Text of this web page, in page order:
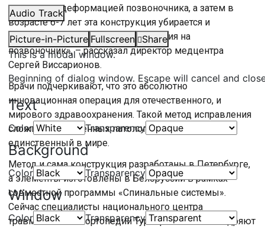
Audio Track
Picture-in-Picture Fullscreen
Share
This is a modal window.
Beginning of dialog window. Escape will cancel and
Text
Color Transparency
Background
Color Transparency
Window
Color Transparency
ситуацию с деформацией позвоночника, а затем в
возрасте 6-7 лет эта конструкция убирается и
устанавливается металлоконструкция на
позвоночник», – рассказал директор медцентра
Сергей Виссарионов.
Врачи подчеркивают, что это абсолютно
инновационная операция для отечественного, и
мирового здравоохранения. Такой метод исправления
сложных врожденных патологий позвоночника –
единственный в мире.
Метод и сама конструкция разработаны в Петербурге,
а элементы изготовлены в Белоруссии в рамках
совместной программы «Спинальные системы».
Сейчас специалисты национального центра
травматологии и ортопедии Турнера активно внедряют